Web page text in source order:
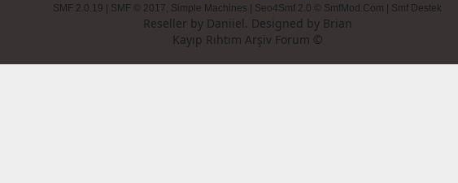
SMF 2.0.19 SMF © 2017, Simple Machines Seo4Smf 2.0 © SmfMod.Com Smf Destek
Reseller by Daniiel. Designed by Brian
Kayıp Rıhtım Arşiv Forum ©